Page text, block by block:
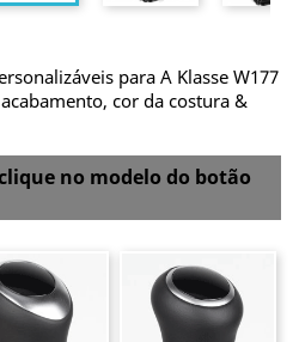
para A Klasse W177
cor da costura &
no modelo do botão